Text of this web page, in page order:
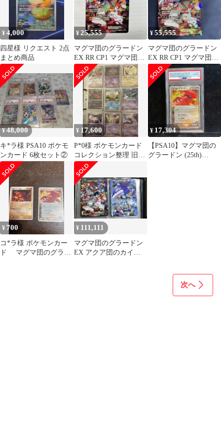
¥4,000
四星様 リクエスト 2点
まとめ商品
¥25,555
マグマ団のグラードン
EX RR CP1 マグマ団VS
アクア団 ダブルクライ
シス…
¥55,555
マグマ団のグラードン
EX RR CP1 マグマ団VS
アクア団 015/034
¥48,000
キ*ラ様 PSA10 ポケモ
ンカード 6枚セット②
¥ 17,600
P*0様 ポケモンカード
コレクション整理 旧裏
プロモ
¥ 17,304
【PSA10】マグマ団の
グラードン (25th)
¥ 700
コ*ラ様 ポケモンカー
ド マグマ団のグラー
¥ 111,111
マグマ団のグラードン
EX アクア団のカイオ
次へ